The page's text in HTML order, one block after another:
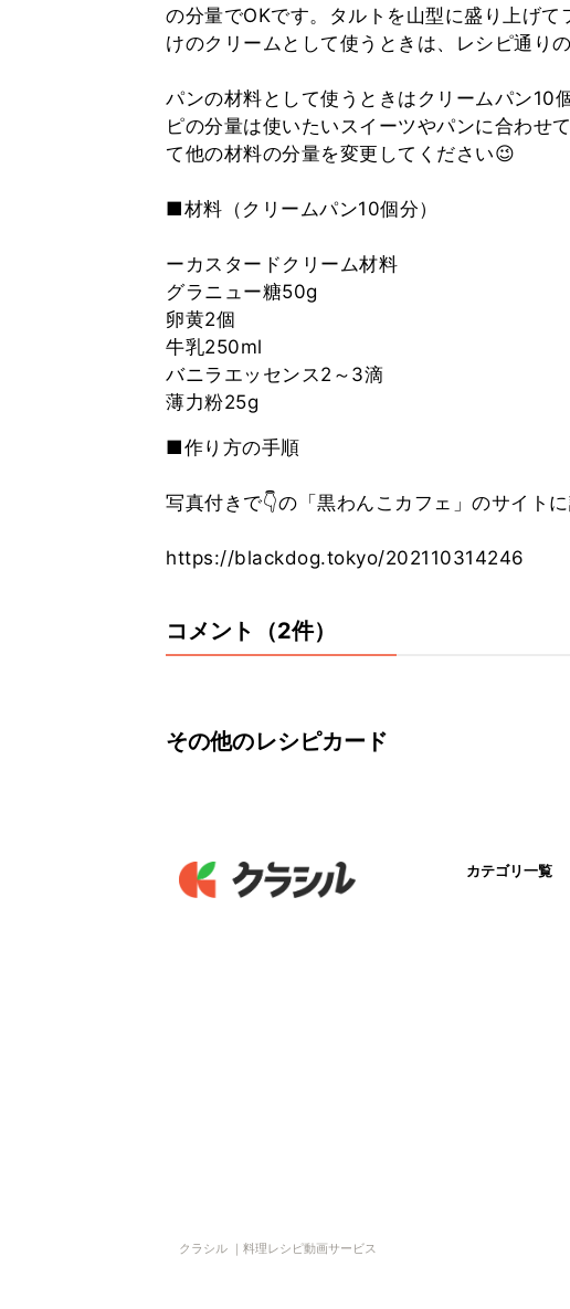
の分量でOKです。タルトを山型に盛り上げ
けのクリームとして使うときは、レシピ通り
パンの材料として使うときはクリームパン10
ピの分量は使いたいスイーツやパンに合わせ
て他の材料の分量を変更してください😉
■材料（クリームパン10個分）
ーカスタードクリーム材料
グラニュー糖50g
卵黄2個
牛乳250ml
バニラエッセンス2～3滴
■作り方の手順
写真付きで👇の「黒わんこカフェ」のサイト
https://blackdog.tokyo/202110314246
コメント（2件）
その他のレシピカード
カテゴリ一覧
クラシル ｜料理レシピ動画サービス